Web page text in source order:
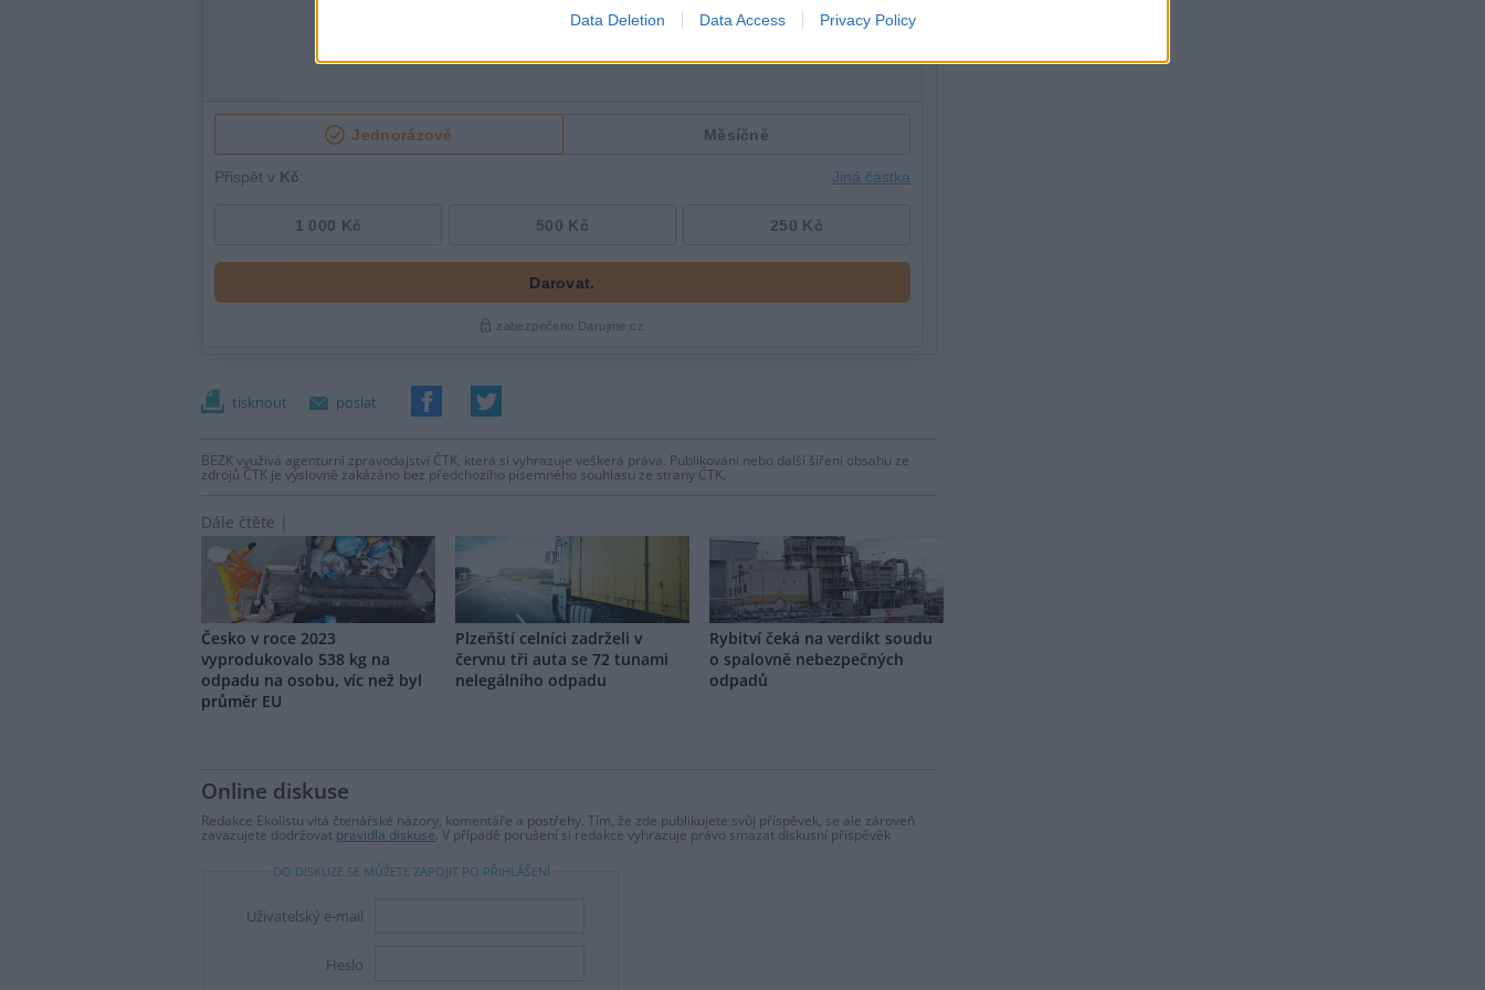
Data Deletion Data Access Privacy Policy
tisknout poslat
BEZK využívá agenturní zpravodajství ČTK, která si vyhrazuje veškerá práva. Publikování nebo další šíření obsahu ze
zdrojů ČTK je výslovně zakázáno bez předchozího písemného souhlasu ze strany ČTK.
Dále čtěte |
Česko v roce 2023
vyprodukovalo 538 kg na
odpadu na osobu, víc než byl
průměr EU
Plzeňští celníci zadrželi v
červnu tři auta se 72 tunami
nelegálního odpadu
Rybitví čeká na verdikt soudu
o spalovně nebezpečných
odpadů
Online diskuse
Redakce Ekolistu vítá čtenářské názory, komentáře a postřehy. Tím, že zde publikujete svůj příspěvek, se ale zároveň
zavazujete dodržovat pravidla diskuse. V případě porušení si redakce vyhrazuje právo smazat diskusní příspěvěk
DO DISKUZE SE MŮŽETE ZAPOJIT PO PŘIHLÁŠENÍ
Uživatelský e-mail
Heslo